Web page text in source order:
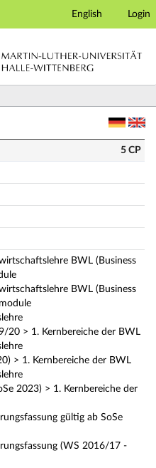
English Login
5 CP
BWL (Business
BWL (Business
20 > 1. Kernbereiche der BWL
> 1. Kernbereiche der BWL
2023) > 1. Kernbereiche der
gültig ab SoSe
(WS 2016/17 -